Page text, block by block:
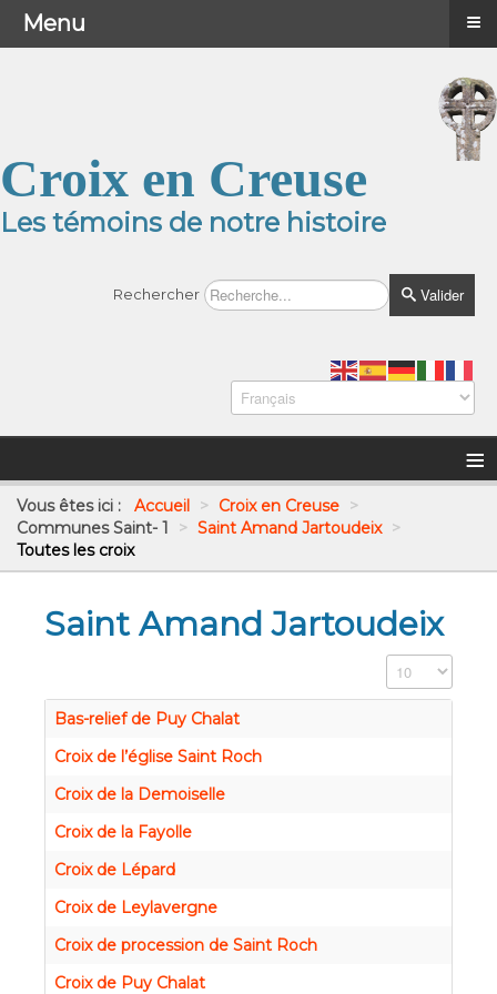
Croix en Creuse
Les témoins de notre histoire
Rechercher Valider
≡
Vous êtes ici : Accueil > Croix en Creuse >
Communes Saint- 1
> Saint Amand Jartoudeix >
Toutes les croix
Saint Amand Jartoudeix
Affichage #
Bas-relief de Puy Chalat
Croix de l’église Saint Roch
Croix de la Demoiselle
Croix de la Fayolle
Croix de Lépard
Croix de Leylavergne
Croix de procession de Saint Roch
Croix de Puy Chalat
Menu ≡
Menu ≡